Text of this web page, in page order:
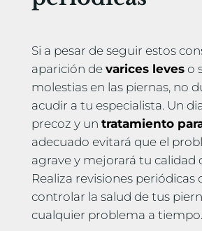
Si a pesar de seguir estos
aparición de varices leveso
molestias en las piernas, no
acudir a tu especialista. Un
precoz y un tratamiento
adecuado evitará que el
agrave y mejorará tu calidad
Realiza revisiones periódicas
controlar la salud de tus
cualquier problema a tiempo.